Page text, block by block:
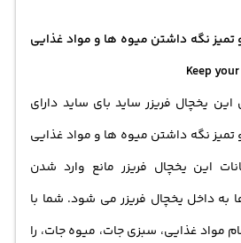
تمیز نگه داشتن میوه ها و مواد غذایی
Keep
یخچال فریزر ساید بای ساید دارای
تمیز نگه داشتن میوه ها و مواد غذایی
این یخچال فریزر مانع وارد شدن
داخل یخچال فریزر می شود. شما با
مواد غذایی، سبزی جات، میوه جات، را